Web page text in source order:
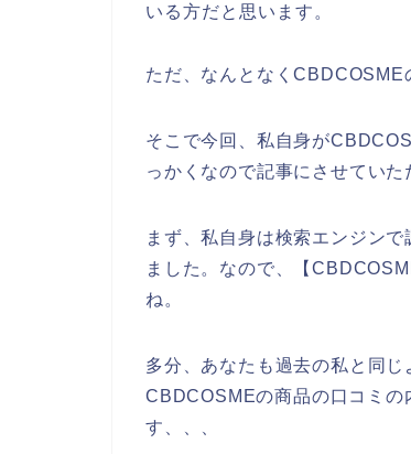
いる方だと思います。
ただ、なんとなくCBDCOSME
そこで今回、私自身が
っかくなので記事にさせていた
まず、私自身は検索エンジン
ました。なので、【
ね。
多分、あなたも過去の私と同
CBDCOSMEの商品の口コミの
す、、、